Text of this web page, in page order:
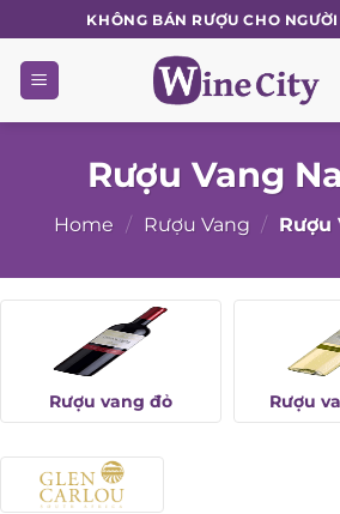
to
content
KHÔNG BÁN RƯỢU CHO
Rượu Vang
Home / Rượu Vang / Rượu
Rượu vang đỏ Rượu